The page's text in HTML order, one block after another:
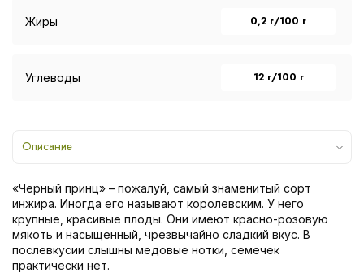
Жиры 0,2 г/100 г
Углеводы 12 г/100 г
Описание
«Черный принц» – пожалуй, самый знаменитый сорт
инжира. Иногда его называют королевским. У него
крупные, красивые плоды. Они имеют красно-розовую
мякоть и насыщенный, чрезвычайно сладкий вкус. В
послевкусии слышны медовые нотки, семечек
практически нет.